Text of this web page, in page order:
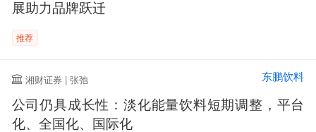
展助力品牌跃迁
推荐
湘财证券 | 张弛 东鹏饮料
公司仍具成长性：淡化能量饮料短期调整，平台
化、全国化、国际化